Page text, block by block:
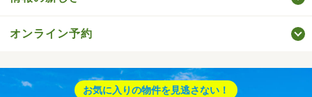
オンライン予約
お気に入りの物件を見逃さない！